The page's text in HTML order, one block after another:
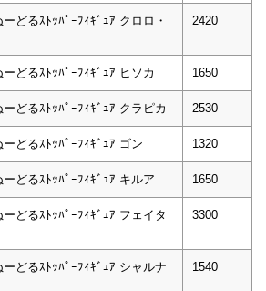
どるｽﾄｯﾊﾟｰﾌｨｷﾞｭｱ クロロ・
2420
どるｽﾄｯﾊﾟｰﾌｨｷﾞｭｱ ヒソカ 1650
どるｽﾄｯﾊﾟｰﾌｨｷﾞｭｱ クラピカ 2530
どるｽﾄｯﾊﾟｰﾌｨｷﾞｭｱ ゴン 1320
どるｽﾄｯﾊﾟｰﾌｨｷﾞｭｱ キルア 1650
どるｽﾄｯﾊﾟｰﾌｨｷﾞｭｱ フェイタ
3300
どるｽﾄｯﾊﾟｰﾌｨｷﾞｭｱ シャルナ
1540